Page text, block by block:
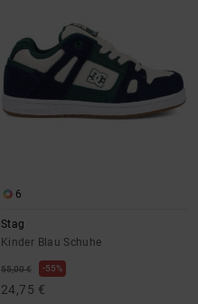
6
Stag
Kinder Blau Schuhe
55,00 € 55%
24,75 €